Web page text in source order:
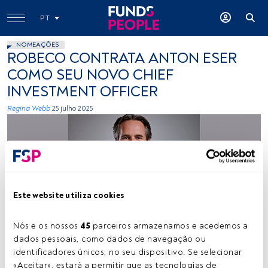
Este website utiliza cookies
Nós e os nossos 45 parceiros armazenamos e acedemos a
dados pessoais, como dados de navegação ou
identificadores únicos, no seu dispositivo. Se selecionar
«Aceitar», estará a permitir que as tecnologias de
PT
NOMEAÇÕES
ROBECO CONTRATA ANTON ESER
COMO SEU NOVO CHIEF
INVESTMENT OFFICER
Regina Webb 25 julho 2025
Tempo de leitura:1 min.